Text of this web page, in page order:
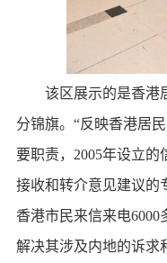
该区展示的是香港居
分锦旗。“反映香港居
要职责，2005年设立的
接收和转介意见建议的
香港市民来信来电
解决其涉及内地的诉求